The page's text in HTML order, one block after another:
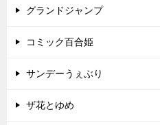
グランドジャンプ
コミック百合姫
サンデーうぇぶり
ザ花とゆめ